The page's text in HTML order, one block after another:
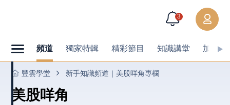
3
頻道 獨家特輯 精彩節目 知識講堂 加值內
豐雲學堂 新手知識頻道｜美股咩角專欄
美股咩角